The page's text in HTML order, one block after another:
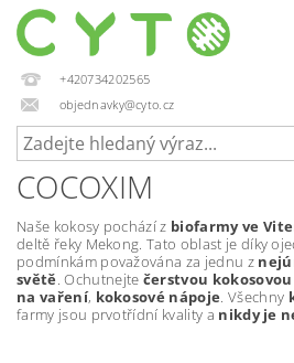
+420734202565
objednavky@cyto.cz
COCOXIM
Naše kokosy pochází z biofarmy ve
deltě řeky Mekong. Tato oblast je díky
podmínkám považována za jednu z
světě. Ochutnejte čerstvou
na vaření, kokosové nápoje. Všechny
farmy jsou prvotřídní kvality a nikdy je